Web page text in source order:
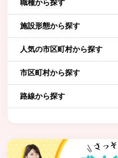
職種から探す
施設形態から探す
人気の市区町村から探す
市区町村から探す
路線から探す